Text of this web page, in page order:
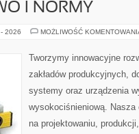
I NORMY
2026 MOŻLIWOŚĆ
Tworzymy innowacyjne
zakładów produkcyjnych,
systemy oraz urządzenia
wysokociśnieniową. Nasza
na projektowaniu,